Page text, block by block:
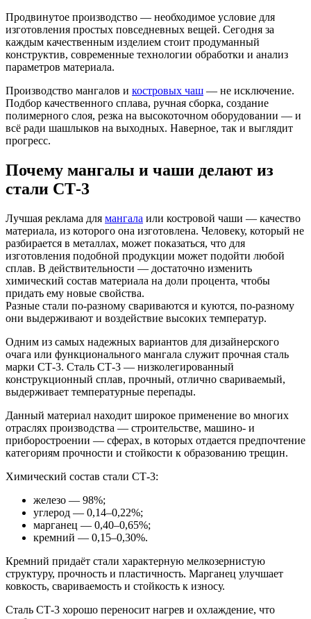
Продвинутое производство — необходимое условие для
изготовления простых повседневных вещей. Сегодня за
каждым качественным изделием стоит продуманный
конструктив, современные технологии обработки и анализ
параметров материала.
Производство мангалов и костровых чаш — не исключение.
Подбор качественного сплава, ручная сборка, создание
полимерного слоя, резка на высокоточном оборудовании — и
всё ради шашлыков на выходных. Наверное, так и выглядит
прогресс.
Почему мангалы и чаши делают из
стали СТ-3
Лучшая реклама для мангала или костровой чаши — качество
материала, из которого она изготовлена. Человеку, который не
разбирается в металлах, может показаться, что для
изготовления подобной продукции может подойти любой
сплав. В действительности — достаточно изменить
химический состав материала на доли процента, чтобы
придать ему новые свойства.
Разные стали по-разному свариваются и куются, по-разному
они выдерживают и воздействие высоких температур.
Одним из самых надежных вариантов для дизайнерского
очага или функционального мангала служит прочная сталь
марки СТ-3. Сталь СТ-3 — низколегированный
конструкционный сплав, прочный, отлично свариваемый,
выдерживает температурные перепады.
Данный материал находит широкое применение во многих
отраслях производства — строительстве, машино- и
приборостроении — сферах, в которых отдается предпочтение
категориям прочности и стойкости к образованию трещин.
Химический состав стали СТ-3:
железо — 98%;
углерод — 0,14–0,22%;
марганец — 0,40–0,65%;
кремний — 0,15–0,30%.
Кремний придаёт стали характерную мелкозернистую
структуру, прочность и пластичность. Марганец улучшает
ковкость, свариваемость и стойкость к износу.
Сталь СТ-3 хорошо переносит нагрев и охлаждение, что